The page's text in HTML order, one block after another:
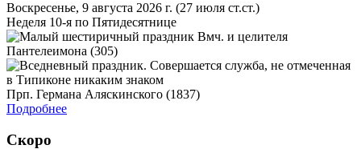
Воскресенье, 9 августа 2026 г. (27 июля ст.ст.)
Неделя 10-я по Пятидесятнице
Вмч. и целителя
Пантелеимона (305)
Прп. Германа Аляскинского (1837)
Подробнее
Скоро